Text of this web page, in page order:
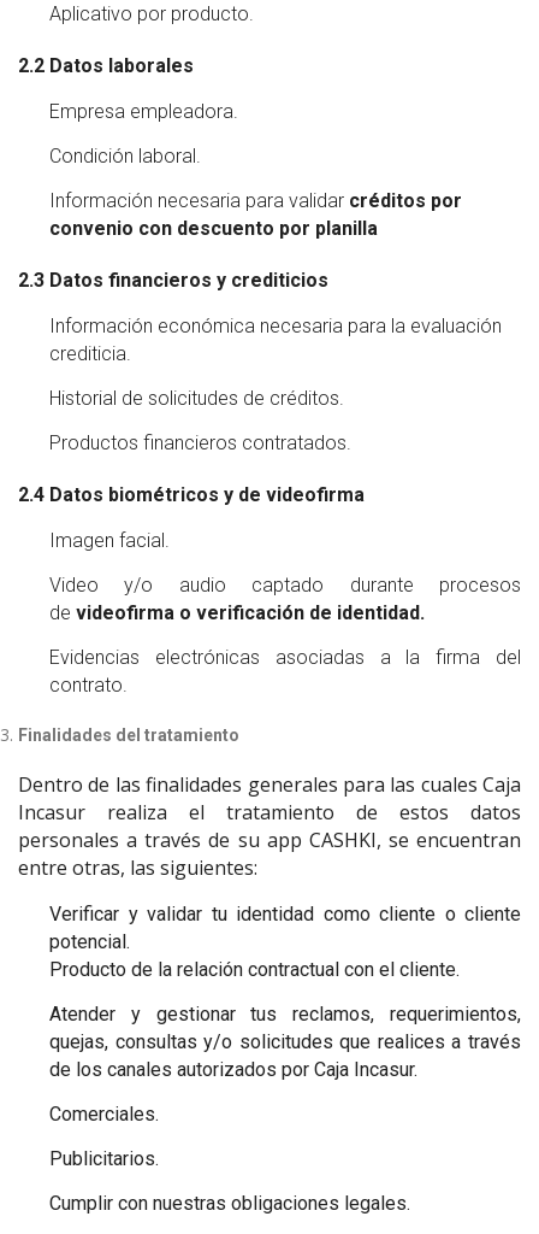
Aplicativo por producto.
2.2 Datos laborales
Empresa empleadora.
Condición laboral.
Información necesaria para validar créditos por
convenio con descuento por planilla
2.3 Datos financieros y crediticios
Información económica necesaria para la evaluación
crediticia.
Historial de solicitudes de créditos.
Productos financieros contratados.
2.4 Datos biométricos y de videofirma
Imagen facial.
Video y/o audio captado durante procesos
de videofirma o verificación de identidad.
Evidencias electrónicas asociadas a la firma del
contrato.
Finalidades del tratamiento
Dentro de las finalidades generales para las cuales Caja
Incasur realiza el tratamiento de estos datos
personales a través de su app CASHKI, se encuentran
entre otras, las siguientes:
Verificar y validar tu identidad como cliente o cliente
potencial.
Producto de la relación contractual con el cliente.
Atender y gestionar tus reclamos, requerimientos,
quejas, consultas y/o solicitudes que realices a través
de los canales autorizados por Caja Incasur.
Comerciales.
Publicitarios.
Cumplir con nuestras obligaciones legales.